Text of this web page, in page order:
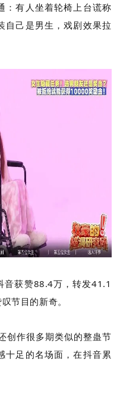
：有人坐着轮椅上台谎称
自己是男生，戏剧效果拉
音获赞88.4万，转发41.1
节目的新奇。
创作很多期类似的整蛊节
十足的名场面，在抖音累